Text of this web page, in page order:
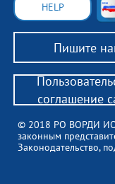
Пишите
© 2018 РО ВОРДИ ИО
законным
Законодательство,
HELP
соглашение